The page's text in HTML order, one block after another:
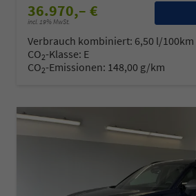
36.970,– €
incl. 19% MwSt.
Verbrauch kombiniert: 6,50 l/100km
CO2-Klasse: E
CO2-Emissionen: 148,00 g/km